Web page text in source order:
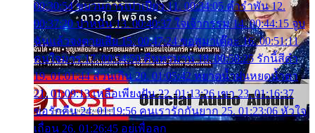
00:30:54 ขบวนการเปาเปียว 11. 00:34:05 คำรำพัน 12.
00:37:20 ปาหนัน 13. 00:40:37 ใจเจ้ากรรม 14. 00:44:15 จูบ
ฉันแล้วจงตายเสีย 15. 00:47:24 ขอสูมาเต๊อะ 16. 00:51:11
คนใจมาร 17. 00:54:50 คืนทรมาน 18. 00:58:25 รักนี้สีดำ
19. 01:01:44 ส่วนเกิน 20. 01:05:42 หยาดน้ำฝนหยดน้ำตา
21. 01:09:13 เหลือเพียงฝัน 22. 01:13:26 เขา 23. 01:16:37
ขอรักคืน 24. 01:19:56 คนเรารักกันยาก 25. 01:23:06 หัวใจ
เถื่อน 26. 01:26:45 อยู่เพื่อลูก